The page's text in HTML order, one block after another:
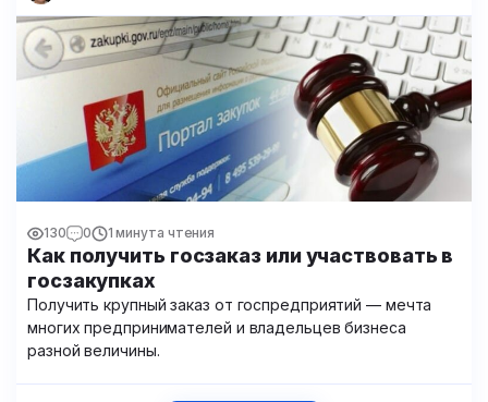
130 0 1 минута чтения
Как получить госзаказ или участвовать в
госзакупках
Получить крупный заказ от госпредприятий — мечта
многих предпринимателей и владельцев бизнеса
разной величины.